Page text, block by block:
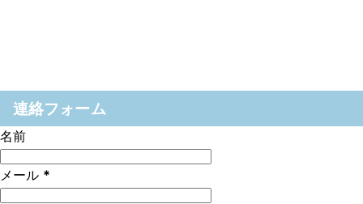
連絡フォーム
名前
メール *